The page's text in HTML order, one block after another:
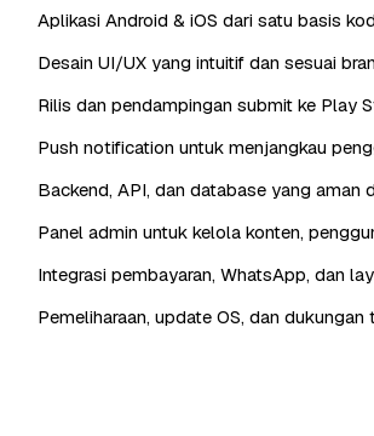
Aplikasi Android & iOS dari satu basis
Desain UI/UX yang intuitif dan sesuai
Rilis dan pendampingan submit ke Play
Push notification untuk menjangkau
Backend, API, dan database yang aman
Panel admin untuk kelola konten,
Integrasi pembayaran, WhatsApp, dan
Pemeliharaan, update OS, dan